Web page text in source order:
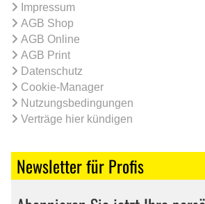
Impressum
AGB Shop
AGB Online
AGB Print
Datenschutz
Cookie-Manager
Nutzungsbedingungen
Verträge hier kündigen
Newsletter für Profis